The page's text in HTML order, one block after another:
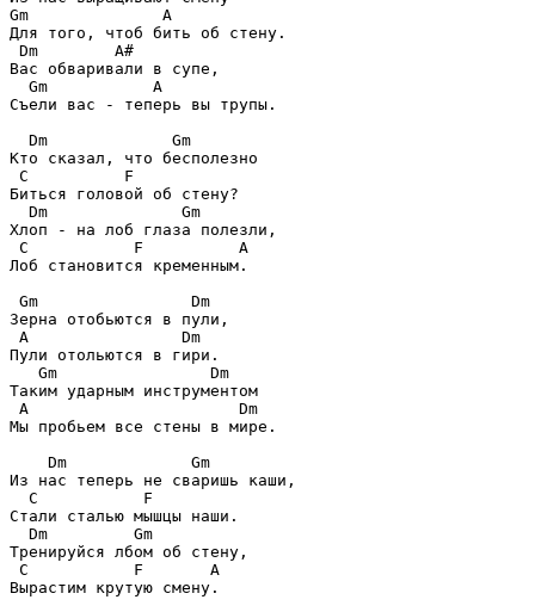
Gm              A
Для того, чтоб бить об стену.
Dm        A#
Вас обваривали в супе,
Gm           A
Съели вас - теперь вы трупы.
Dm             Gm
Кто сказал, что бесполезно
C          F
Биться головой об стену?
Dm              Gm
Хлоп - на лоб глаза полезли,
C           F          A
Лоб становится кременным.
Gm                Dm
Зерна отобьются в пули,
A                Dm
Пули отольются в гири.
Gm                Dm
Таким ударным инструментом
A                      Dm
Мы пробьем все стены в мире.
Dm             Gm
Из нас теперь не сваришь каши,
C           F
Стали сталью мышцы наши.
Dm         Gm
Тренируйся лбом об стену,
C           F       A
Вырастим крутую смену.